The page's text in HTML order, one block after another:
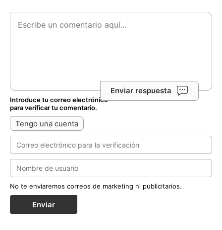
Enviar respuesta
Introduce tu correo electrónico
para verificar tu comentario.
Tengo una cuenta
No te enviaremos correos de marketing ni publicitarios.
Enviar